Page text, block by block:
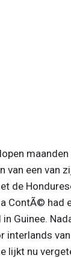
van een van
de
ContÃ© had
Guinee.
interlands
lijkt nu